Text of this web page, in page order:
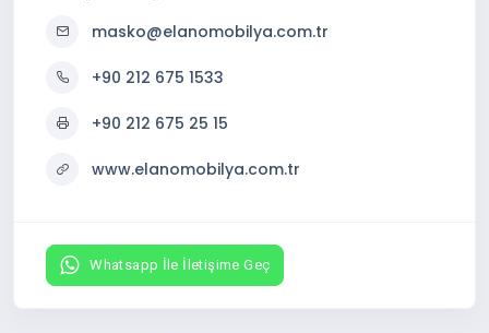
masko@elanomobilya.com.tr
+90 212 675 1533
+90 212 675 25 15
www.elanomobilya.com.tr
Whatsapp İle İletişime Geç